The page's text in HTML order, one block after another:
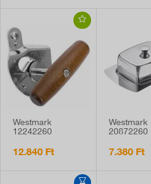
Westmark
12242260
profi használatra
12.840 Ft
Westmark
20872260
7.380 Ft